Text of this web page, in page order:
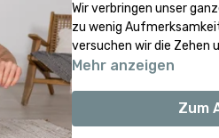
Wir verbringen unser
zu wenig
versuchen wir die Zehen
Mehr anzeigen
Zum